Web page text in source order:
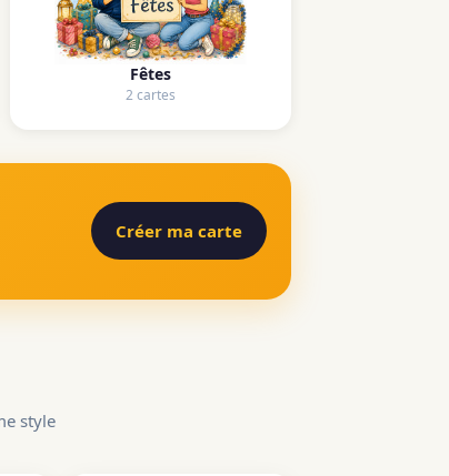
Fêtes
2 cartes
Créer ma carte
style